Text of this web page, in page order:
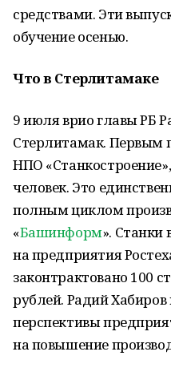
средствами. Эти
обучение осенью.
Что в Стерлитамаке
9 июля врио главы РБ
Стерлитамак. Первым
НПО
человек. Это
полным циклом
«Башинформ». Станки
на предприятия
законтрактовано 100
рублей. Радий
перспективы
на повышение